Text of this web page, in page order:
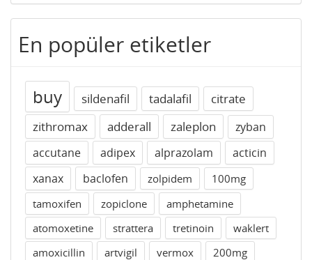
En popüler etiketler
buy sildenafil tadalafil
citrate
zithromax
adderall zaleplon
zyban
accutane
adipex alprazolam
acticin
xanax
baclofen zolpidem
100mg
tamoxifen
zopiclone
amphetamine
atomoxetine
strattera tretinoin
waklert
amoxicillin
artvigil vermox
200mg